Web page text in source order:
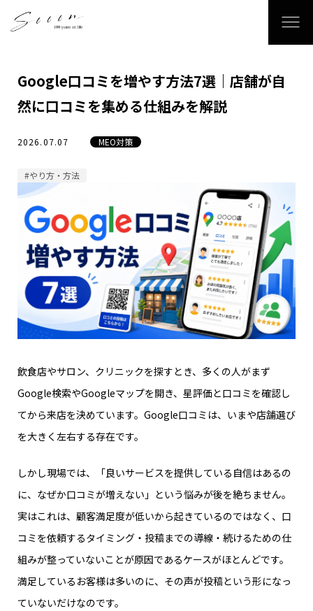
Google口コミを増やす方法7選｜店舗が自
然に口コミを集める仕組みを解説
2026.07.07 MEO対策
#やり方・方法
飲食店やサロン、クリニックを探すとき、多くの人がまず
Google検索やGoogleマップを開き、星評価と口コミを確認し
てから来店を決めています。Google口コミは、いまや店舗選び
を大きく左右する存在です。
しかし現場では、「良いサービスを提供している自信はあるの
に、なぜか口コミが増えない」という悩みが後を絶ちません。
実はこれは、顧客満足度が低いから起きているのではなく、口
コミを依頼するタイミング・投稿までの導線・続けるための仕
組みが整っていないことが原因であるケースがほとんどです。
満足しているお客様は多いのに、その声が投稿という形になっ
ていないだけなのです。